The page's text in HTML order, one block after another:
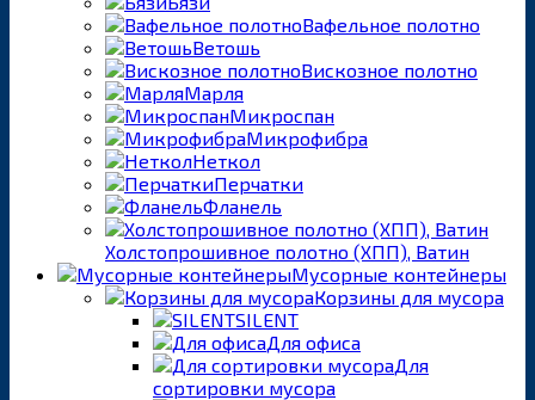
Вафельное полотно
Ветошь
Вискозное полотно
Марля
Микроспан
Микрофибра
Неткол
Перчатки
Фланель
Холстопрошивное полотно (ХПП), Ватин
Мусорные контейнеры
Корзины для мусора
SILENT
Для офиса
Для
сортировки мусора